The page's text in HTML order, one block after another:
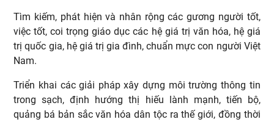
Tìm kiếm, phát hiện và nhân rộng các gương người tốt,
việc tốt, coi trọng giáo dục các hệ giá trị văn hóa, hệ giá
trị quốc gia, hệ giá trị gia đình, chuẩn mực con người Việt
Nam.
Triển khai các giải pháp xây dựng môi trường thông tin
trong sạch, định hướng thị hiếu lành mạnh, tiến bộ,
quảng bá bản sắc văn hóa dân tộc ra thế giới, đồng thời